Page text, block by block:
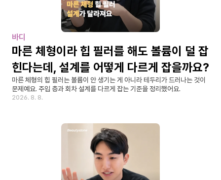
바디
마른 체형이라 힙 필러를 해도 볼륨이 덜 잡
힌다는데, 설계를 어떻게 다르게 잡을까요?
마른 체형의 힙 필러는 볼륨이 안 생기는 게 아니라 테두리가 드러나는 것이
문제예요. 주입 층과 회차 설계를 다르게 잡는 기준을 정리했어요.
2026. 8. 8.